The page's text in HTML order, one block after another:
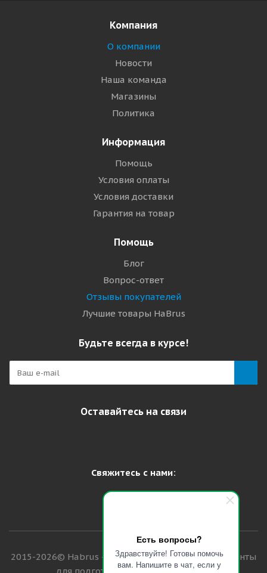
Есть вопросы?
Здравствуйте! Готовы помочь
вам. Напишите в чат, если у
Компания
О компании
Новости
Наша команда
Магазины
Политика
Информация
Помощь
Условия оплаты
Условия доставки
Гарантия на товар
Помощь
Блог
Вопрос-ответ
Отзывы покупателей
Лучшие товары HaBrus
Будьте всегда в курсе!
Оставайтесь на связи
Свяжитесь с нами:
2015-2026© Habrus - профессиональные инструменты